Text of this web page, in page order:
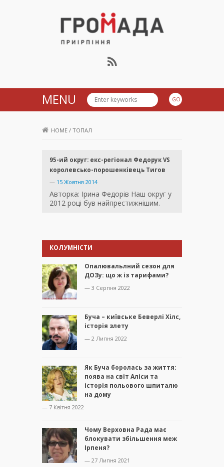
Громада Приірпіння
MENU
HOME / ТОПАЛ
95-ий округ: екс-регіонал Федорук VS
королевсько-порошенківець Тигов
— 15 Жовтня 2014
Авторка: Ірина Федорів Наш округ у
2012 році був найпрестижнішим.
КОЛУМНІСТИ
Опалювальлний сезон для
ДОЗу: що ж із тарифами?
— 3 Серпня 2022
Буча – київське Беверлі Хілс,
історія злету
— 2 Липня 2022
Як Буча боролась за життя:
поява на світ Аліси та
історія польового шпиталю
на дому
— 7 Квітня 2022
Чому Верховна Рада має
блокувати збільшення меж
Ірпеня?
— 27 Липня 2021